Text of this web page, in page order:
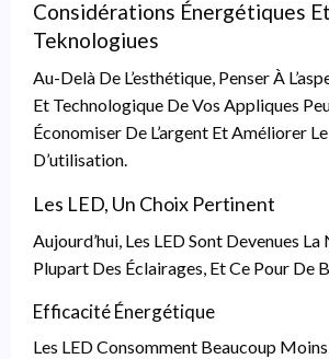
Considérations Énergétiques Et
Teknologiues
Au-Delà De L’esthétique, Penser À
Et Technologique De Vos Appliques
Économiser De L’argent Et Améliorer
D’utilisation.
Les LED, Un Choix Pertinent
Aujourd’hui, Les LED Sont Devenues
Plupart Des Éclairages, Et Ce Pour De
Efficacité Énergétique
Les LED Consomment Beaucoup Moins